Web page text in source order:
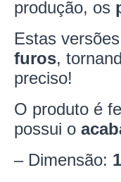
produção, os
Estas
furos,
preciso!
O produto é
possui o
– Dimensão: